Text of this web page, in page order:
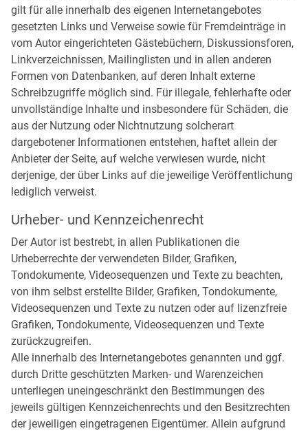
gilt für alle innerhalb des eigenen Internetangebotes
gesetzten Links und Verweise sowie für Fremdeinträge in
vom Autor eingerichteten Gästebüchern, Diskussionsforen,
Linkverzeichnissen, Mailinglisten und in allen anderen
Formen von Datenbanken, auf deren Inhalt externe
Schreibzugriffe möglich sind. Für illegale, fehlerhafte oder
unvollständige Inhalte und insbesondere für Schäden, die
aus der Nutzung oder Nichtnutzung solcherart
dargebotener Informationen entstehen, haftet allein der
Anbieter der Seite, auf welche verwiesen wurde, nicht
derjenige, der über Links auf die jeweilige Veröffentlichung
lediglich verweist.
Urheber- und Kennzeichenrecht
Der Autor ist bestrebt, in allen Publikationen die
Urheberrechte der verwendeten Bilder, Grafiken,
Tondokumente, Videosequenzen und Texte zu beachten,
von ihm selbst erstellte Bilder, Grafiken, Tondokumente,
Videosequenzen und Texte zu nutzen oder auf lizenzfreie
Grafiken, Tondokumente, Videosequenzen und Texte
zurückzugreifen.
Alle innerhalb des Internetangebotes genannten und ggf.
durch Dritte geschützten Marken- und Warenzeichen
unterliegen uneingeschränkt den Bestimmungen des
jeweils gültigen Kennzeichenrechts und den Besitzrechten
der jeweiligen eingetragenen Eigentümer. Allein aufgrund